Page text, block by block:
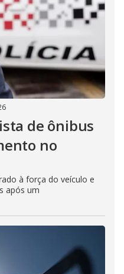
de ônibus
no
à força do veículo e
após um